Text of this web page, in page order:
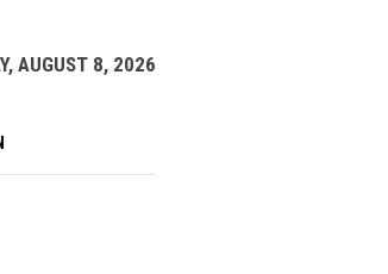
AUGUST 8, 2026